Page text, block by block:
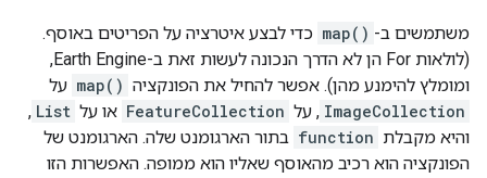
משתמשים ב- map() כדי לבצע איטרציה על הפריטים באוסף.
(לולאות For הן לא הדרך הנכונה לעשות זאת ב-Earth Engine,
ומומלץ להימנע מהן). אפשר להחיל את הפונקציה map() על
ImageCollection , על FeatureCollection או על List
,
והיא מקבלת function בתור הארגומנט שלה. הארגומנט של
הפונקציה הוא רכיב מהאוסף שאליו הוא ממופה. האפשרות הזו